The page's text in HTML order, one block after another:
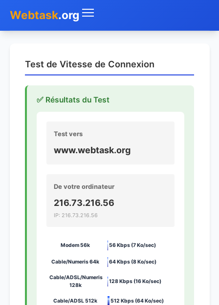
Webtask.org
Test de Vitesse de Connexion
✅ Résultats du Test
Test vers
www.webtask.org
De votre ordinateur
216.73.216.56
IP: 216.73.216.56
Modem 56k 56 Kbps (7 Ko/sec)
Cable/Numeris 64k 64 Kbps (8 Ko/sec)
Cable/ADSL/Numeris
128k
128 Kbps (16 Ko/sec)
Cable/ADSL 512k 512 Kbps (64 Ko/sec)